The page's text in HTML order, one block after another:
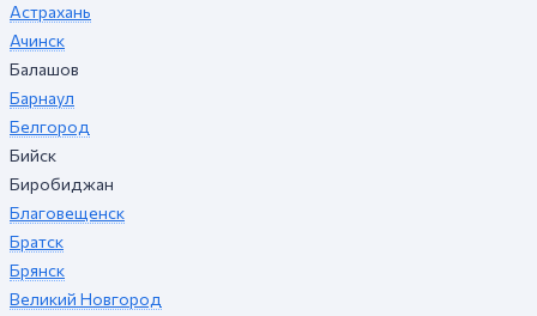
Астрахань
Ачинск
Балашов
Барнаул
Белгород
Бийск
Биробиджан
Благовещенск
Братск
Брянск
Великий Новгород